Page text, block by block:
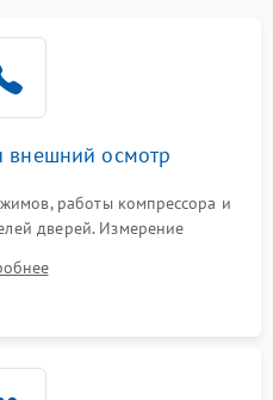
2000 ₽ Подробнее →
1000 ₽
1800 ₽
внешний осмотр
работы компрессора и
дверей. Измерение
проверка термостата и
с электронного дисплея.